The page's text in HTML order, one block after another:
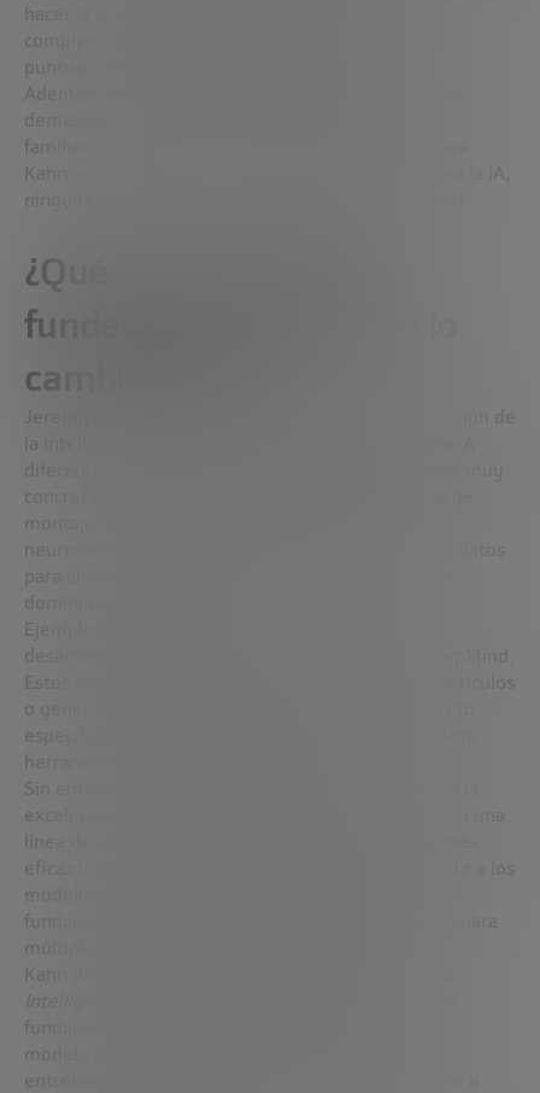
hacer la compra. En el mejor de los casos, son
complementos que alivian tareas y dan compañía
puntual, pero no reemplazan a una persona.
Además, plantea un dilema ético: ¿nos apoyaremos
demasiado en estos robots? ¿Dejarán de visitarse
familiares porque “ya tienen con quién hablar”? Para
Kahn, ese riesgo es real. Por muy avanzada que sea la IA,
ninguna máquina puede sustituir el vínculo humano.
¿Qué son los modelos
fundacionales y por qué lo
cambian todo?
Jeremy Kahn explica un concepto clave en la evolución de
diferencia de las primeras IA, diseñadas para tareas muy
concretas -como detectar defectos en una cadena de
montaje-, los modelos fundacionales son redes
neuronales entrenadas con grandes volúmenes de datos
para abordar múltiples tareas dentro de un mismo
dominio incluso en varios.
Ejemplos conocidos son los modelos de lenguaje
desarrollados por OpenAI, Anthropic o Google DeepMind.
Estos sistemas pueden escribir poemas, resumir artículos
o generar código sin necesidad de un entrenamiento
específico para cada tarea. Son, en palabras de Kahn,
herramientas “de propósito general”.
Sin embargo, esa versatilidad no siempre garantiza la
excelencia. Si una empresa quiere detectar fallos en una
eficaz una IA entrenada solo para eso. Por eso, junto a los
modelos generalistas, están surgiendo modelos
fundacionales especializados: sistemas entrenados para
múltiples tareas dentro de un ámbito concreto.
Kahn destaca el caso de la ya mencionada
Intelligence
fundacional específico para brazos robóticos. Este
modelo no solo reconoce distintos objetos sin
entrenamiento adicional, sino que puede adaptarse a